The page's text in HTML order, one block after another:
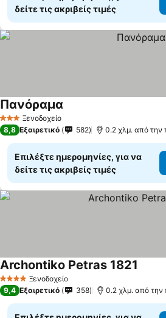
δείτε τις ακριβείς τιμές
3 ΑστέριαΞενοδοχείο
Πανόραμα
8,8 Εξαιρετικό 582 0.2 χλμ. από την
Επιλέξτε ημερομηνίες, για να
δείτε τις ακριβείς τιμές
4 ΑστέριαΞενοδοχείο
Archontiko Petras 1821
9,4 Εξαιρετικό 358 0.2 χλμ. από την